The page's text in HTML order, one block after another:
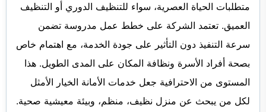
متطلبات الحياة العصرية، سواء للتنظيف الدوري أو التنظيف
العميق. تعتمد الشركة على خطط عمل مدروسة تضمن
سرعة التنفيذ دون التأثير على جودة الخدمة، مع اهتمام خاص
بصحة أفراد الأسرة ونظافة المكان على المدى الطويل. هذا
المستوى من الاحترافية جعل خدمات الأمانة الخيار الأمثل
لكل من يبحث عن منزل نظيف، منظم، وبيئة معيشية صحية.